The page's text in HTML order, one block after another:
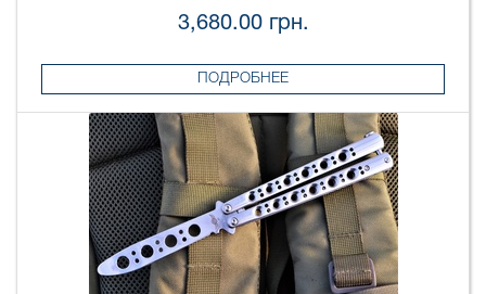
3,680.00 грн.
ПОДРОБНЕЕ